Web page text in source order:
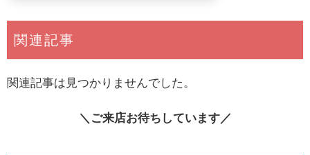
関連記事
関連記事は見つかりませんでした。
＼ご来店お待ちしています／